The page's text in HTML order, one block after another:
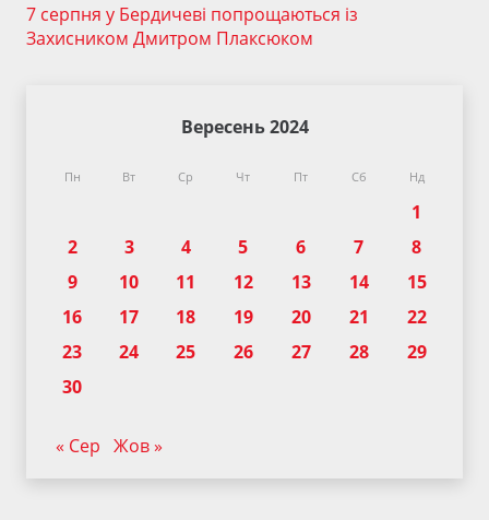
7 серпня у Бердичеві попрощаються із
Захисником Дмитром Плаксюком
Вересень 2024
Пн Вт Ср Чт Пт Сб Нд
1
2
3 4 5 6 7
8
9
10 11 12 13 14
15
16
17 18 19 20 21
22
23
24 25 26 27 28
29
30
« Сер Жов »